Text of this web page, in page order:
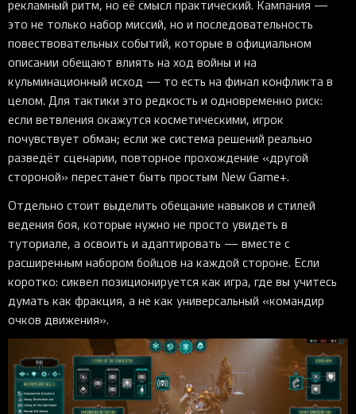
рекламный ритм, но её смысл практический. Кампания —
это не только набор миссий, но и последовательность
повествовательных событий, которые в официальном
описании обещают влиять на ход войны и на
кульминационный исход — то есть на финал конфликта в
целом. Для тактики это редкость и одновременно риск:
если ветвления окажутся косметическими, игрок
почувствует обман; если же система решений реально
разведёт сценарии, повторное прохождение «другой
стороной» перестанет быть простым New Game+.
Отдельно стоит выделить обещание навыков и стилей
ведения боя, которые нужно не просто увидеть в
туториале, а освоить и адаптировать — вместе с
расширенным набором бойцов на каждой стороне. Если
коротко: сиквел позиционируется как игра, где вы учитесь
думать как фракция, а не как универсальный «командир
очков движения».